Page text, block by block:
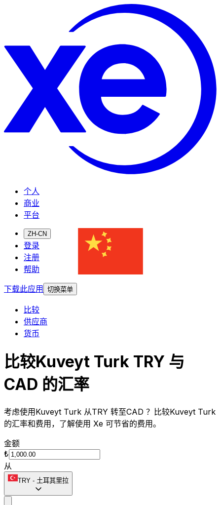
个人
商业
平台
ZH-CN
登录
注册
帮助
下载此应用
切换菜单
比较
供应商
货币
比较Kuveyt Turk TRY 与
CAD 的汇率
考虑使用Kuveyt Turk 从TRY 转至CAD ？比较Kuveyt Turk
的汇率和费用，了解使用 Xe 可节省的费用。
金额
₺
从
TRY - 土耳其里拉